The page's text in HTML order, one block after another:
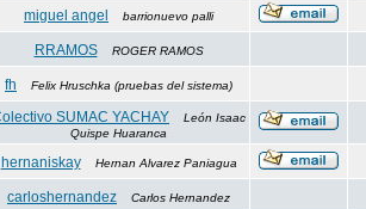
miguel angel barrionuevo palli
RRAMOS ROGER RAMOS
fh Felix Hruschka (pruebas del sistema)
SUMAC YACHAY
León Isaac
Quispe Huaranca
hernaniskay Hernan Alvarez Paniagua
carloshernandez Carlos Hernandez